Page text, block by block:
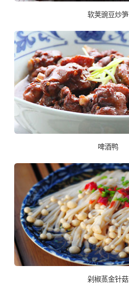
软荚豌豆炒笋
啤酒鸭
剁椒蒸金针菇